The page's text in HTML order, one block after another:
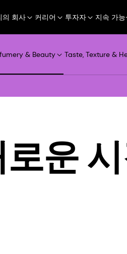
의 회사 커리어 투자자 지속 가
& Beauty Taste, Texture &
운